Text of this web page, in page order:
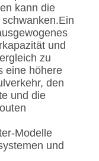
kann die
und
zu
eine höhere
den
und die
Modelle
und